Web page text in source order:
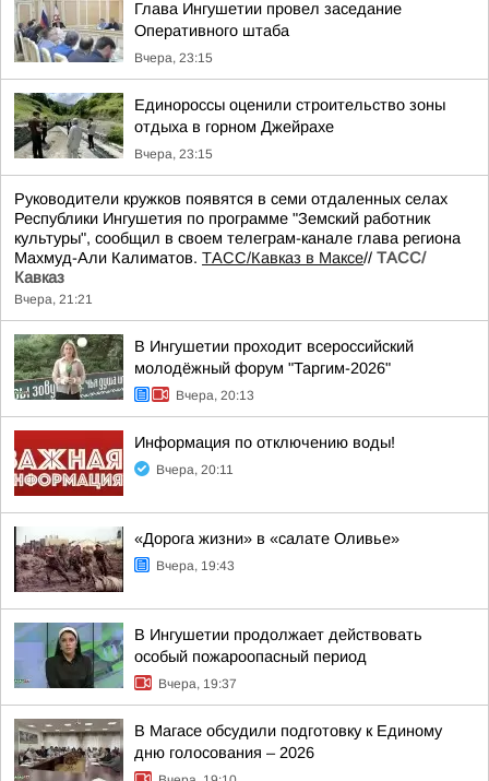
Глава Ингушетии провел заседание
Оперативного штаба
Вчера, 23:15
Единороссы оценили строительство зоны
отдыха в горном Джейрахе
Вчера, 23:15
Руководители кружков появятся в семи отдаленных селах
Республики Ингушетия по программе "Земский работник
культуры", сообщил в своем телеграм-канале глава региона
Махмуд-Али Калиматов. ТАСС/Кавказ в Максе// ТАСС/
Кавказ
Вчера, 21:21
В Ингушетии проходит всероссийский
молодёжный форум "Таргим-2026"
Вчера, 20:13
Информация по отключению воды!
Вчера, 20:11
«Дорога жизни» в «салате Оливье»
Вчера, 19:43
В Ингушетии продолжает действовать
особый пожароопасный период
Вчера, 19:37
В Магасе обсудили подготовку к Единому
дню голосования – 2026